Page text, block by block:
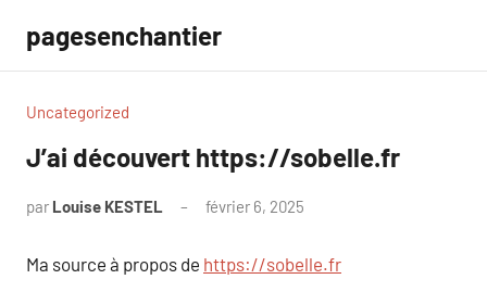
contenu
pagesenchantier
Uncategorized
J’ai découvert https://sobelle.fr
par Louise KESTEL février 6, 2025
Ma source à propos de https://sobelle.fr